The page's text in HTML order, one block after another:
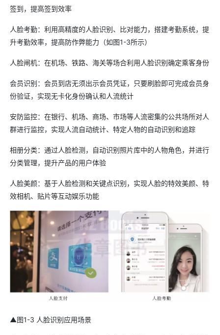
签到，提高签到效率
人脸考勤：利用高精度的人脸识别、比对能力，搭建考勤系统，提
升考勤效率，提高防作弊能力（如图1-3所示）
人脸闸机：在机场、铁路、海关等场合利用人脸识别确定乘客身份
会员识别：会员到店无须出示会员凭证，只要刷脸即可完成会员身
份验证，实现无卡化身份确认和人流统计
安防监控：在银行、机场、商场、市场等人流密集的公共场所对人
群进行监控，实现人流自动统计、特定人物的自动识别和追踪
相册分类：通过人脸检测，自动识别照片库中的人物角色，并进行
分类管理，提升产品的用户体验
人脸美颜：基于人脸检测和关键点识别，实现人脸的特效美颜、特
效相机、贴片等互动娱乐功能
▲图1-3 人脸识别应用场景